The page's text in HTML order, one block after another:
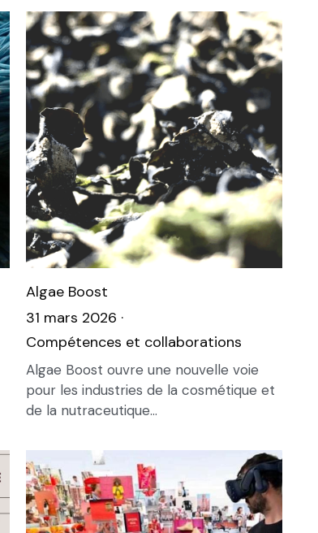
Algae Boost
31 mars 2026 ·
Compétences et collaborations
Algae Boost ouvre une nouvelle voie
pour les industries de la cosmétique et
de la nutraceutique...